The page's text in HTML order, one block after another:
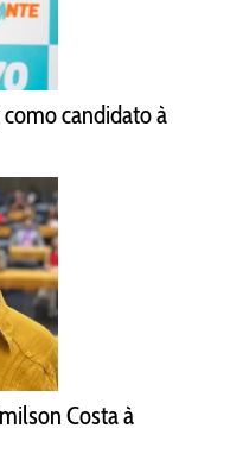
candidato à
Costa à